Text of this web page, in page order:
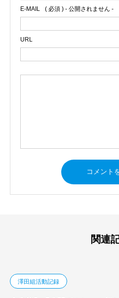
E-MAIL ( 必須 ) - 公開されません -
URL
関連
澤田組活動記録